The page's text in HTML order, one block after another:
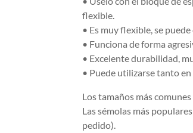
flexible.
• Es muy flexible, se
• Funciona de forma
• Excelente durabilidad,
• Puede utilizarse tanto
Los tamaños más
Las sémolas más
pedido).